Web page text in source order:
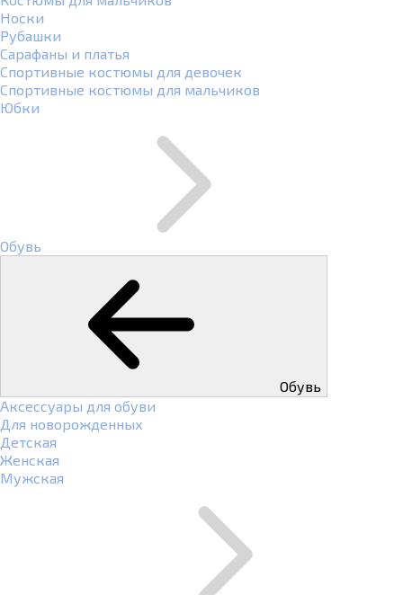
Носки
Рубашки
Сарафаны и платья
Спортивные костюмы для девочек
Спортивные костюмы для мальчиков
Юбки
Обувь
Обувь
Аксессуары для обуви
Для новорожденных
Детская
Женская
Мужская